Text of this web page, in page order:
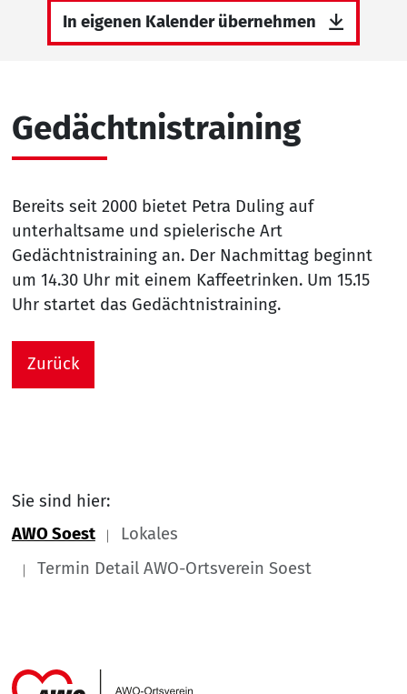
Gedächtnistraining
Bereits seit 2000 bietet Petra Duling auf
unterhaltsame und spielerische Art
Gedächtnistraining an. Der Nachmittag beginnt
um 14.30 Uhr mit einem Kaffeetrinken. Um 15.15
Uhr startet das Gedächtnistraining.
In eigenen Kalender übernehmen
Zurück
Sie sind hier:
AWO Soest
Lokales
Termin Detail AWO-Ortsverein Soest